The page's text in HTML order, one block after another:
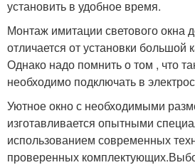
установить в удобное время.
Монтаж имитации светового окна
отличается от установки большой
Однако надо помнить о том , что
необходимо подключать в
Уютное окно с необходимыми
изготавливается опытными
использованием современных
проверенных